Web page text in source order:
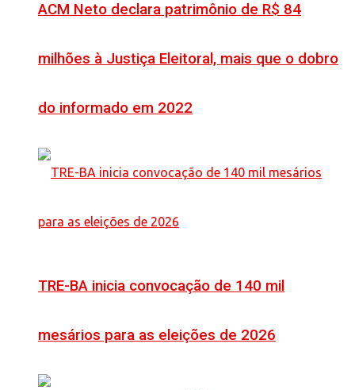
ACM Neto declara patrimônio de R$ 84
milhões à Justiça Eleitoral, mais que o dobro
do informado em 2022
TRE-BA inicia convocação de 140 mil
mesários para as eleições de 2026